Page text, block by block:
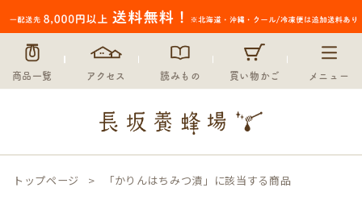
商品一覧 アクセス 読みもの 買い物かご メニュー
トップページ 「かりんはちみつ漬」に該当する商品
〜
在庫なし商品
在庫なし商品を表示しない
登録順
優先度順